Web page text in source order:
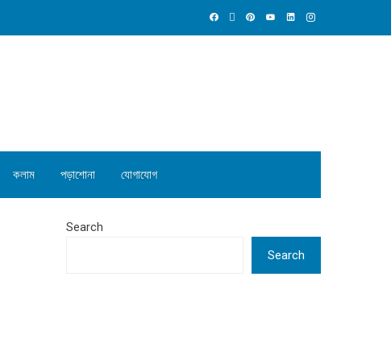
কলাম পড়াশোনা যোগাযোগ
Search
Search